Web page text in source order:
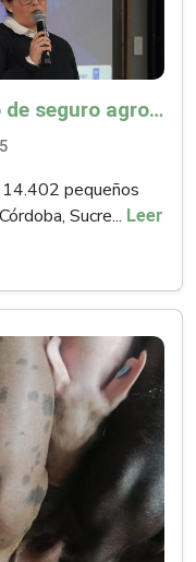
Minagricultura lanza piloto de seguro agropecuario por $9.625 millones para proteger a más de 14.000 pequeños productores contra riesgos del Fenómeno de El Niño
pequeños
Sucre... Leer